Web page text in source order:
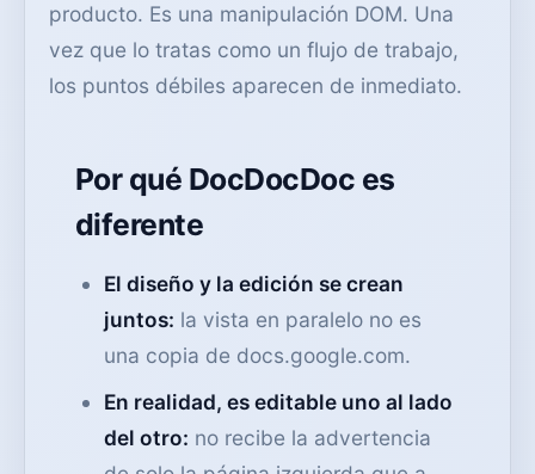
producto. Es una manipulación DOM. Una
vez que lo tratas como un flujo de trabajo,
los puntos débiles aparecen de inmediato.
Por qué DocDocDoc es
diferente
El diseño y la edición se crean
juntos: la vista en paralelo no es
una copia de docs.google.com.
En realidad, es editable uno al lado
del otro: no recibe la advertencia